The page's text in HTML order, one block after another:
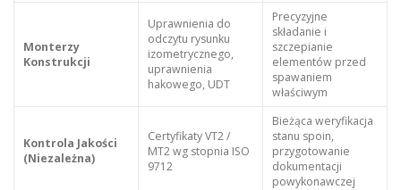
Monterzy
Konstrukcji
Uprawnienia do
odczytu rysunku
izometrycznego,
uprawnienia
hakowego, UDT
Precyzyjne
składanie i
szczepianie
elementów przed
spawaniem
właściwym
Kontrola Jakości
(Niezależna)
Certyfikaty VT2 /
MT2 wg stopnia ISO
9712
Bieżąca weryfikacja
stanu spoin,
przygotowanie
dokumentacji
powykonawczej